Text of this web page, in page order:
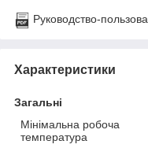
Руководство-
Характеристики
Загальні
Мінімальна робоча
температура